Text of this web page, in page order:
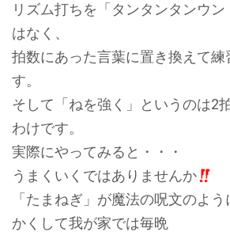
リズム打ちを「タンタンタンウ
はなく、
拍数にあった言葉に置き換えて
す。
そして「ねを強く」というのは2
わけです。
実際にやってみると・・・
うまくいくではありませんか
「たまねぎ」が魔法の呪文のよ
かくして我が家では毎晩